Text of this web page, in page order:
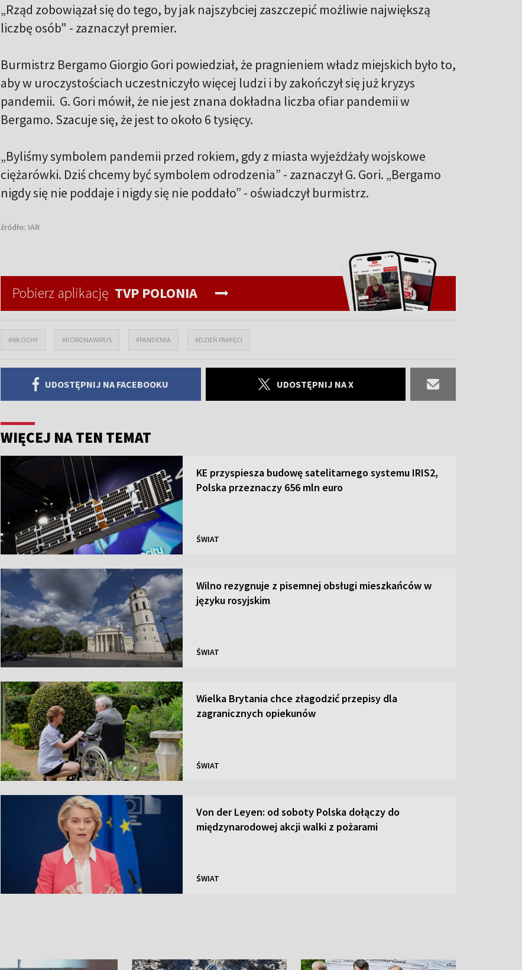
„Rząd zobowiązał się do tego, by jak najszybciej zaszczepić możliwie największą
liczbę osób" - zaznaczył premier.
Burmistrz Bergamo Giorgio Gori powiedział, że pragnieniem władz miejskich było to,
aby w uroczystościach uczestniczyło więcej ludzi i by zakończył się już kryzys
pandemii. G. Gori mówił, że nie jest znana dokładna liczba ofiar pandemii w
Bergamo. Szacuje się, że jest to około 6 tysięcy.
„Byliśmy symbolem pandemii przed rokiem, gdy z miasta wyjeżdżały wojskowe
ciężarówki. Dziś chcemy być symbolem odrodzenia” - zaznaczył G. Gori. „Bergamo
nigdy się nie poddaje i nigdy się nie poddało” - oświadczył burmistrz.
źródło: IAR
Pobierz aplikację TVP POLONIA
#WŁOCHY #KORONAWIRUS #PANDEMIA #DZIEŃ PAMIĘCI
UDOSTĘPNIJ NA FACEBOOKU UDOSTĘPNIJ NA X
WIĘCEJ NA TEN TEMAT
KE przyspiesza budowę satelitarnego systemu IRIS2,
Polska przeznaczy 656 mln euro
ŚWIAT
Wilno rezygnuje z pisemnej obsługi mieszkańców w
języku rosyjskim
ŚWIAT
Wielka Brytania chce złagodzić przepisy dla
zagranicznych opiekunów
ŚWIAT
Von der Leyen: od soboty Polska dołączy do
międzynarodowej akcji walki z pożarami
ŚWIAT